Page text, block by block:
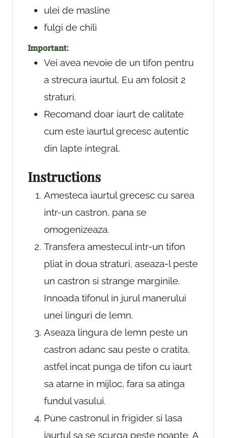
ulei de masline
fulgi de chili
Important:
Vei avea nevoie de un tifon pentru
a strecura iaurtul. Eu am folosit 2
straturi.
Recomand doar iaurt de calitate
cum este iaurtul grecesc autentic
din lapte integral.
Instructions
Amesteca iaurtul grecesc cu sarea
intr-un castron, pana se
omogenizeaza.
Transfera amestecul intr-un tifon
pliat in doua straturi, aseaza-l peste
un castron si strange marginile.
Innoada tifonul in jurul manerului
unei linguri de lemn.
Aseaza lingura de lemn peste un
castron adanc sau peste o cratita,
astfel incat punga de tifon cu iaurt
sa atarne in mijloc, fara sa atinga
fundul vasului.
Pune castronul in frigider si lasa
iaurtul sa se scurga peste noapte. A